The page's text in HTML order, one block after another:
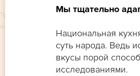
Мы тщательно
Национальная
суть народа. Ведь
вкусы порой
исследованиями.